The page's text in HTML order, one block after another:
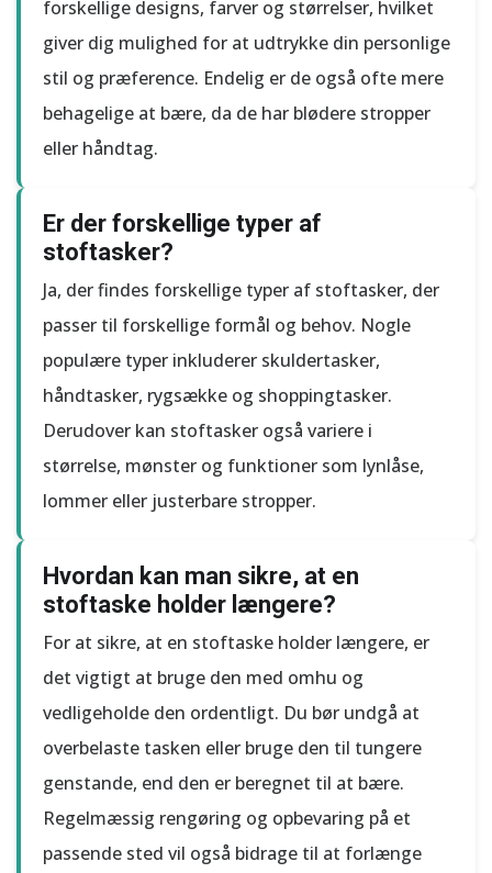
forskellige designs, farver og størrelser, hvilket
giver dig mulighed for at udtrykke din personlige
stil og præference. Endelig er de også ofte mere
behagelige at bære, da de har blødere stropper
eller håndtag.
Er der forskellige typer af
stoftasker?
Ja, der findes forskellige typer af stoftasker, der
passer til forskellige formål og behov. Nogle
populære typer inkluderer skuldertasker,
håndtasker, rygsække og shoppingtasker.
Derudover kan stoftasker også variere i
størrelse, mønster og funktioner som lynlåse,
lommer eller justerbare stropper.
Hvordan kan man sikre, at en
stoftaske holder længere?
For at sikre, at en stoftaske holder længere, er
det vigtigt at bruge den med omhu og
vedligeholde den ordentligt. Du bør undgå at
overbelaste tasken eller bruge den til tungere
genstande, end den er beregnet til at bære.
Regelmæssig rengøring og opbevaring på et
passende sted vil også bidrage til at forlænge